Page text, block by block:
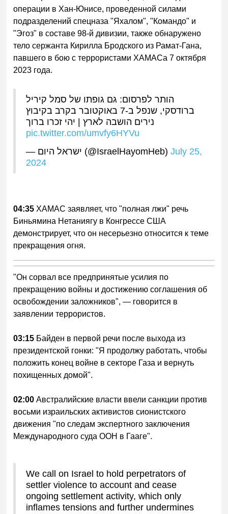
операции в Хан-Юнисе, проведенной силами
подразделений спецназа "Яхалом", "Командо" и
"Эгоз" в составе 98-й дивизии, также обнаружено
тело сержанта Кирилла Бродского из Рамат-Гана,
павшего в бою с террористами ХАМАСа 7 октября
2023 года.
הותר לפרסום: גם גופתו של סמל קיריל
ברודסקי, שנפל ב-7 באוקטובר בקרב בקיבוץ
נירים הושבה לארץ | יהי זכרו ברוך
pic.twitter.com/umvfy6HYVu
— ישראל היום (@IsraelHayomHeb)July 25,
2024
04:35 ХАМАС заявляет, что "полная лжи" речь
Биньямина Нетаниягу в Конгрессе США
демонстрирует, что он несерьезно относится к теме
прекращения огня.
"Он сорвал все предпринятые усилия по
прекращению войны и достижению соглашения об
освобождении заложников", — говорится в
заявлении террористов.
03:15 Байден в первой речи после выхода из
президентской гонки: "Я продолжу работать, чтобы
положить конец войне в секторе Газа и вернуть
похищенных домой".
02:00 Австралийские власти ввели санкции против
восьми израильских активистов сионистского
движения "по следам экспертного заключения
Международного суда ООН в Гааге".
We call on Israel to hold perpetrators of
settler violence to account and cease
ongoing settlement activity, which only
inflames tensions and further undermines